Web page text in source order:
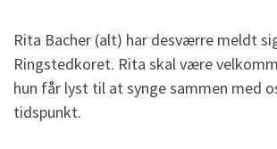
Rita Bacher (alt) har desværre meldt
Ringstedkoret. Rita skal være
hun får lyst til at synge sammen med
tidspunkt.